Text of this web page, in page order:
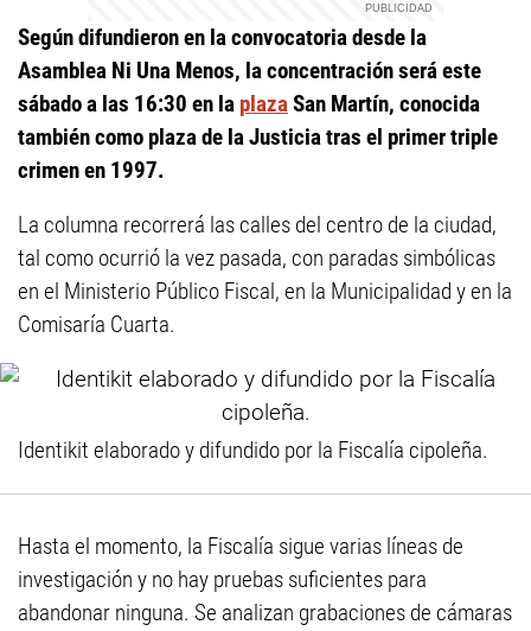
Según difundieron en la convocatoria desde la
Asamblea Ni Una Menos, la concentración será este
sábado a las 16:30 en la plazaSan Martín, conocida
también como plaza de la Justicia tras el primer triple
crimen en 1997.
La columna recorrerá las calles del centro de la ciudad,
tal como ocurrió la vez pasada, con paradas simbólicas
en el Ministerio Público Fiscal, en la Municipalidad y en la
Comisaría Cuarta.
Identikit elaborado y difundido por la Fiscalía cipoleña.
Hasta el momento, la Fiscalía sigue varias líneas de
investigación y no hay pruebas suficientes para
abandonar ninguna. Se analizan grabaciones de cámaras